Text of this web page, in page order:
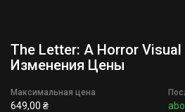
The Letter: A Horror
Изменения Цены
Максимальная цена
649,00 ₴